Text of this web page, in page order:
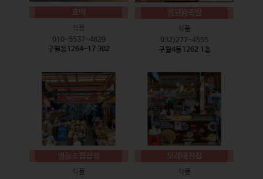
호떡
식품
010-5537-4829
구월동1264-17 302
정원왕족발
식품
032)277-4555
구월4동1262 1층
영농조합잡곡
식품
모래내전집
식품